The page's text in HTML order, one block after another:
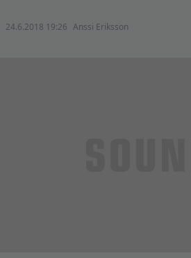
24.6.2018 19:26 Anssi Eriksson